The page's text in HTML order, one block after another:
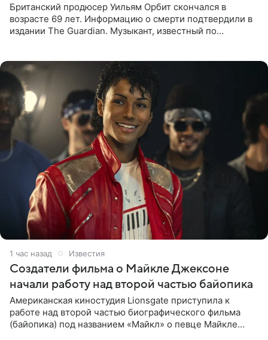
Британский продюсер Уильям Орбит скончался в
возрасте 69 лет. Информацию о смерти подтвердили в
издании The Guardian. Музыкант, известный по
1 час назад Известия
Создатели фильма о Майкле Джексоне
начали работу над второй частью байопика
Американская киностудия Lionsgate приступила к
работе над второй частью биографического фильма
(байопика) под названием «Майкл» о певце Майкле